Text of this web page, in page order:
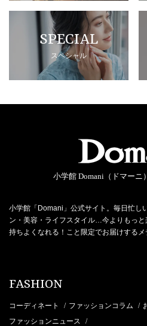
SPECIAL
スペシャル
小学館 Domani（ドマーニ
小学館「Domani」公式サイト。毎日忙し
ン・美容・ライフスタイル…今よりもっ
持ちよくなれる！こと限定でお届けするメ
FASHION
コーディネート / ファッションコラム /
ファッションニュース /